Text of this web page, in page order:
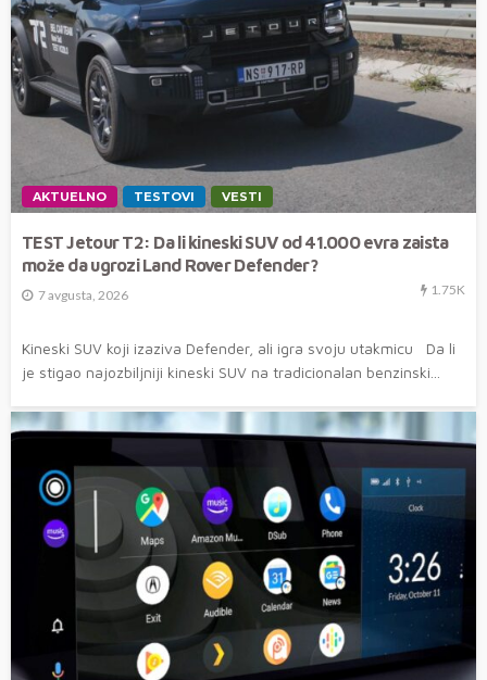
AKTUELNO TESTOVI VESTI
TEST Jetour T2: Da li kineski SUV od 41.000 evra zaista
može da ugrozi Land Rover Defender?
7 avgusta, 2026 1.75K
Kineski SUV koji izaziva Defender, ali igra svoju utakmicu Da li
je stigao najozbiljniji kineski SUV na tradicionalan benzinski...